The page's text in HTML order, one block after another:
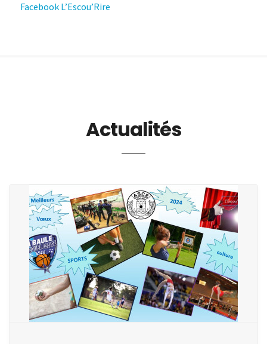
Facebook L’Escou’Rire
Actualités